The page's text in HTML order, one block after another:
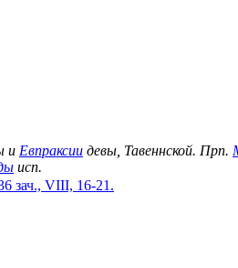
и Евпраксии девы, Тавеннской. Прп.
исп.
зач., VIII, 16-21.